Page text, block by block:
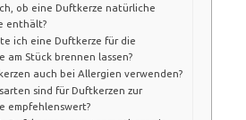
ob eine Duftkerze natürliche
enthält?
ich eine Duftkerze für die
am Stück brennen lassen?
auch bei Allergien verwenden?
sind für Duftkerzen zur
empfehlenswert?